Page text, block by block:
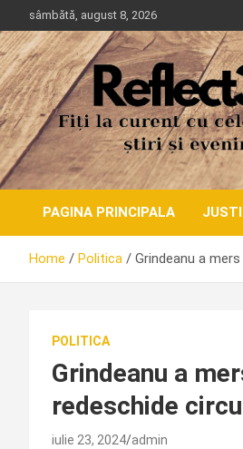
to
content
sâmbătă, august 8, 2026
PAGINA PRINCIPALA
Home Politica Grindeanu a
POLITICA
Grindeanu a
redeschide
iulie 23, 2024 admin